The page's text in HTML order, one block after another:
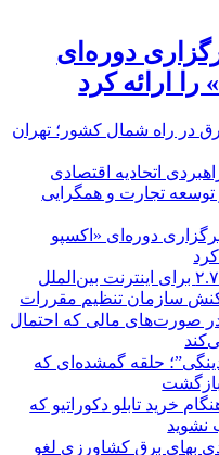
دوره‌ای
ارائه کرد
در راه شمال کشور؛ تهران
اتحادیه اقتصادی
توسعه تجارت و همگرایی
برگزاری دوره‌ای «اکسپو
اعمال ضریب ۲.۷ برای اینترنت بین‌الملل
سازمان تنظیم مقررات
صورت‌های مالی که احتمال
حلقه گمشده‌ای که
خرید تابلو دکوراتیو که
نشوید
بهای برق کشاورزی لغو